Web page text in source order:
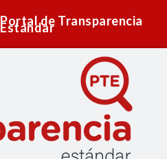
Portal de Transparencia
Estándar